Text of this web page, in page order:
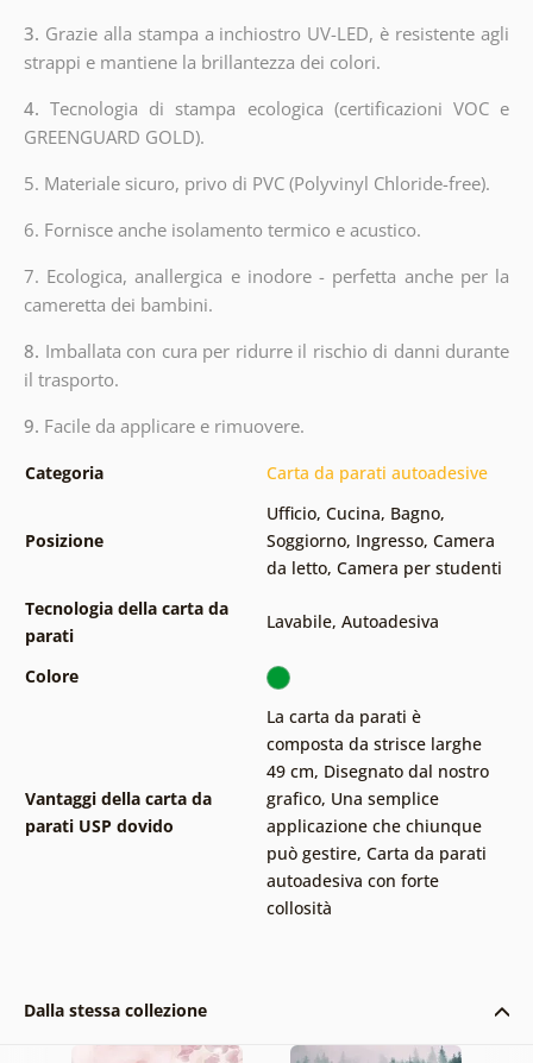
3. Grazie alla stampa a inchiostro UV-LED, è resistente agli
strappi e mantiene la brillantezza dei colori.
4.Tecnologia di stampa ecologica (certificazioni VOC e
GREENGUARD GOLD).
5. Materiale sicuro, privo di PVC (Polyvinyl Chloride-free).
6. Fornisce anche isolamento termico e acustico.
7. Ecologica, anallergica e inodore - perfetta anche per la
cameretta dei bambini.
8. Imballata con cura per ridurre il rischio di danni durante
il trasporto.
9. Facile da applicare e rimuovere.
Categoria Carta da parati autoadesive
Posizione
Ufficio, Cucina, Bagno,
Soggiorno, Ingresso, Camera
da letto, Camera per studenti
Tecnologia della carta da
parati
Lavabile, Autoadesiva
Colore
Vantaggi della carta da
parati USP dovido
La carta da parati è
composta da strisce larghe
49 cm, Disegnato dal nostro
grafico, Una semplice
applicazione che chiunque
può gestire, Carta da parati
autoadesiva con forte
collosità
Dalla stessa collezione